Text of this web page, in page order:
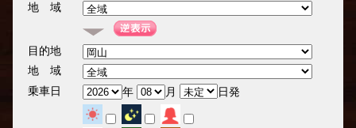
地 域
目的地
地 域
乗車日
年 月 日発